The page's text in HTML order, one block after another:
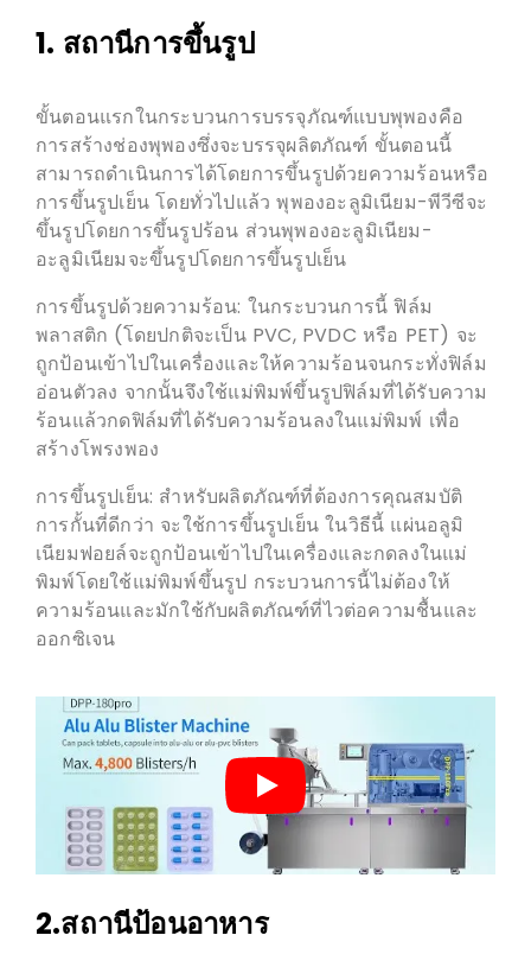
1. สถานีการขึ้นรูป
ขั้นตอนแรกในกระบวนการบรรจุภัณฑ์แบบพุพองคือ
การสร้างช่องพุพองซึ่งจะบรรจุผลิตภัณฑ์ ขั้นตอนนี้
สามารถดำเนินการได้โดยการขึ้นรูปด้วยความร้อนหรือ
การขึ้นรูปเย็น โดยทั่วไปแล้ว พุพองอะลูมิเนียม-พีวีซีจะ
ขึ้นรูปโดยการขึ้นรูปร้อน ส่วนพุพองอะลูมิเนียม-
อะลูมิเนียมจะขึ้นรูปโดยการขึ้นรูปเย็น
การขึ้นรูปด้วยความร้อน: ในกระบวนการนี้ ฟิล์ม
พลาสติก (โดยปกติจะเป็น PVC, PVDC หรือ PET) จะ
ถูกป้อนเข้าไปในเครื่องและให้ความร้อนจนกระทั่งฟิล์ม
อ่อนตัวลง จากนั้นจึงใช้แม่พิมพ์ขึ้นรูปฟิล์มที่ได้รับความ
ร้อนแล้วกดฟิล์มที่ได้รับความร้อนลงในแม่พิมพ์ เพื่อ
สร้างโพรงพอง
การขึ้นรูปเย็น: สำหรับผลิตภัณฑ์ที่ต้องการคุณสมบัติ
การกั้นที่ดีกว่า จะใช้การขึ้นรูปเย็น ในวิธีนี้ แผ่นอลูมิ
เนียมฟอยล์จะถูกป้อนเข้าไปในเครื่องและกดลงในแม่
พิมพ์โดยใช้แม่พิมพ์ขึ้นรูป กระบวนการนี้ไม่ต้องให้
ความร้อนและมักใช้กับผลิตภัณฑ์ที่ไวต่อความชื้นและ
ออกซิเจน
2.สถานีป้อนอาหาร